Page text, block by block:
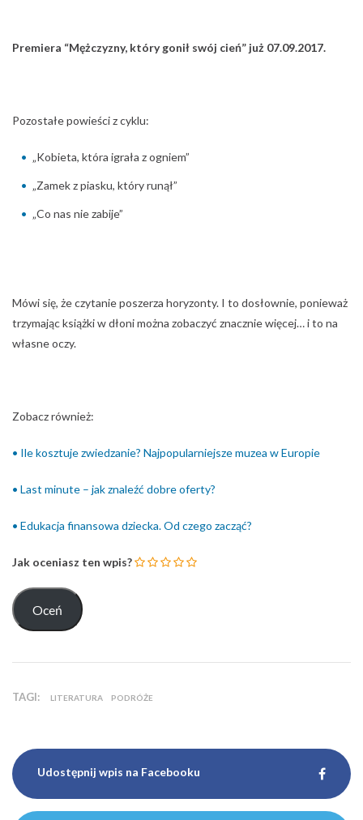
Premiera “Mężczyzny, który gonił swój cień” już 07.09.2017.
Pozostałe powieści z cyklu:
„Kobieta, która igrała z ogniem”
„Zamek z piasku, który runął”
„Co nas nie zabije”
Mówi się, że czytanie poszerza horyzonty. I to dosłownie, ponieważ
trzymając książki w dłoni można zobaczyć znacznie więcej… i to na
własne oczy.
Zobacz również:
• Ile kosztuje zwiedzanie? Najpopularniejsze muzea w Europie
• Last minute – jak znaleźć dobre oferty?
• Edukacja finansowa dziecka. Od czego zacząć?
Jak oceniasz ten wpis?
TAGI: LITERATURA PODRÓŻE
Udostępnij wpis na Facebooku